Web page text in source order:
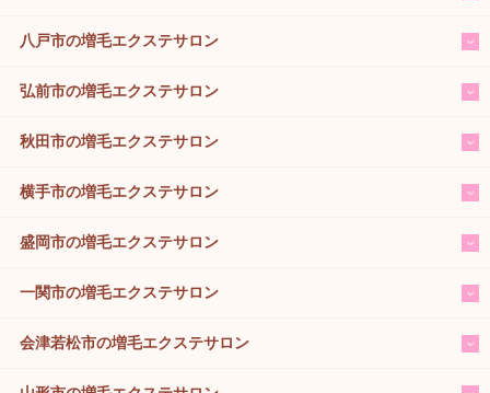
八戸市の増毛エクステサロン
弘前市の増毛エクステサロン
秋田市の増毛エクステサロン
横手市の増毛エクステサロン
盛岡市の増毛エクステサロン
一関市の増毛エクステサロン
会津若松市の増毛エクステサロン